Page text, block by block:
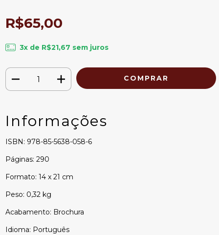
R$65,00
3x de R$21,67 sem juros
Informações
ISBN: 978-85-5638-058-6
Páginas: 290
Formato: 14 x 21 cm
Peso: 0,32 kg
Acabamento: Brochura
Idioma: Português